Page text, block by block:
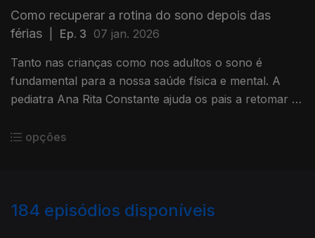
Como recuperar a rotina do sono depois das
férias
Ep. 3 07 jan. 2026
Tanto nas crianças como nos adultos o sono é
fundamental para a nossa saúde física e mental. A
pediatra Ana Rita Constante ajuda os pais a retomar a
festividades.
opções
184 episódios disponíveis